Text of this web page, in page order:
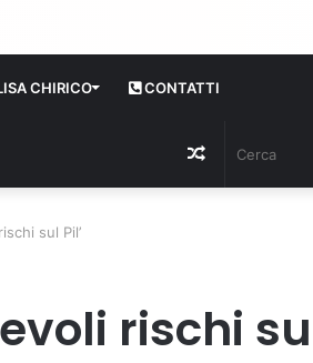
CHIRICO CONTATTI
Articolo
sul Pil’
rischi